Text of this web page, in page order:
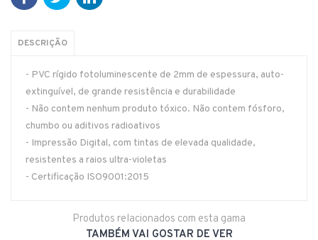
DESCRIÇÃO
- PVC rígido fotoluminescente de 2mm de espessura, auto-
extinguível, de grande resistência e durabilidade
- Não contem nenhum produto tóxico. Não contem fósforo,
chumbo ou aditivos radioativos
- Impressão Digital, com tintas de elevada qualidade,
resistentes a raios ultra-violetas
- Certificação ISO9001:2015
Produtos relacionados com esta gama
TAMBÉM VAI GOSTAR DE VER